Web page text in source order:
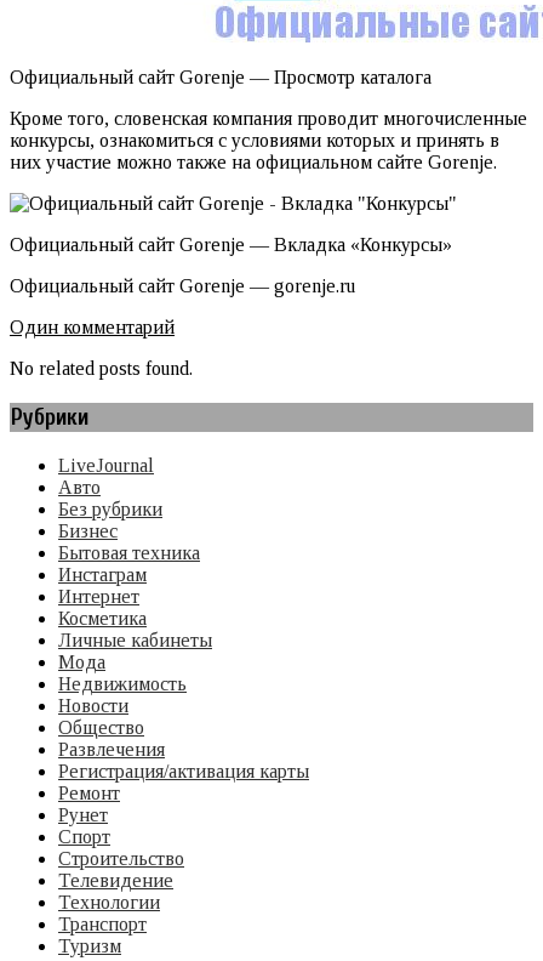
Официальный сайт Gorenje — Просмотр каталога
Кроме того, словенская компания проводит многочисленные
конкурсы, ознакомиться с условиями которых и принять в
них участие можно также на официальном сайте Gorenje.
Официальный сайт Gorenje — Вкладка «Конкурсы»
Официальный сайт Gorenje — gorenje.ru
Один комментарий
No related posts found.
Рубрики
LiveJournal
Авто
Без рубрики
Бизнес
Бытовая техника
Инстаграм
Интернет
Косметика
Личные кабинеты
Мода
Недвижимость
Новости
Общество
Развлечения
Регистрация/активация карты
Ремонт
Рунет
Спорт
Строительство
Телевидение
Технологии
Транспорт
Туризм